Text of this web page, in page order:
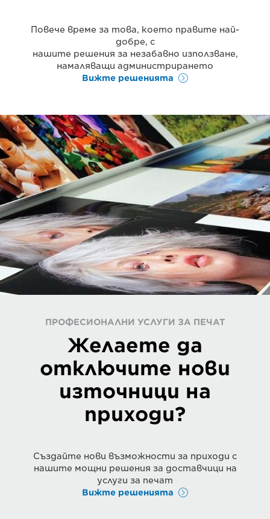
Повече време за това, което правите най-
добре, с
нашите решения за незабавно използване,
намаляващи администрирането
Вижте решенията
ПРОФЕСИОНАЛНИ УСЛУГИ ЗА ПЕЧАТ
Желаете да
отключите нови
източници на
приходи?
Създайте нови възможности за приходи с
нашите мощни решения за доставчици на
услуги за печат
Вижте решенията